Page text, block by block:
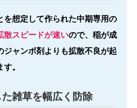
を想定して作られた中期専用の
散スピードが速いので、稲が成
ジャンボ剤よりも拡散不良が起
。
雑草を幅広く防除